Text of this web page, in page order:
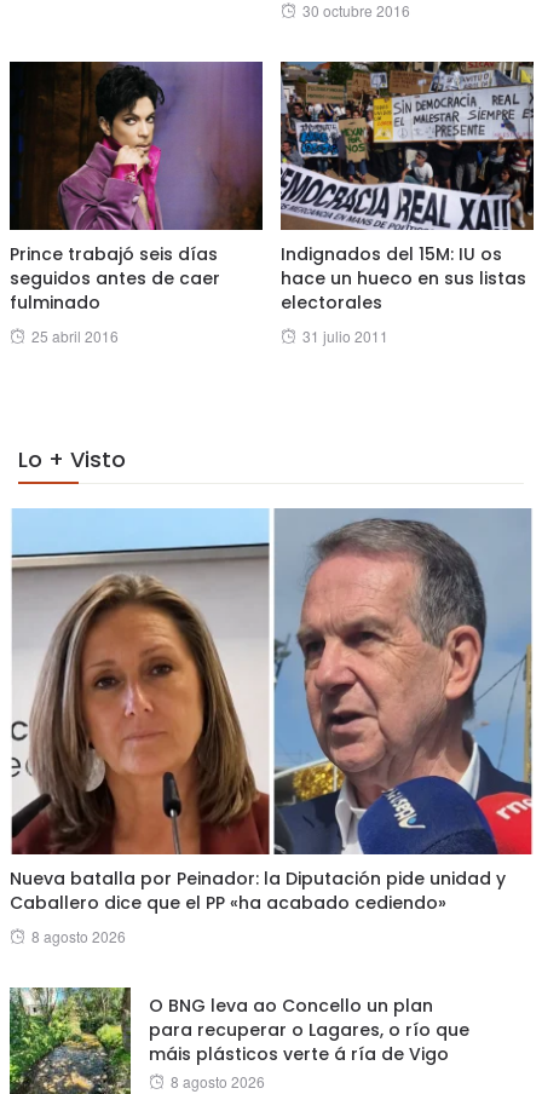
Posted
30 octubre 2016
Prince trabajó seis días
seguidos antes de caer
fulminado
Posted
25 abril 2016
Indignados del 15M: IU os
hace un hueco en sus listas
electorales
Posted
31 julio 2011
Lo + Visto
Nueva batalla por Peinador: la Diputación pide unidad y
Caballero dice que el PP «ha acabado cediendo»
Posted
8 agosto 2026
O BNG leva ao Concello un plan
para recuperar o Lagares, o río que
máis plásticos verte á ría de Vigo
Posted
8 agosto 2026